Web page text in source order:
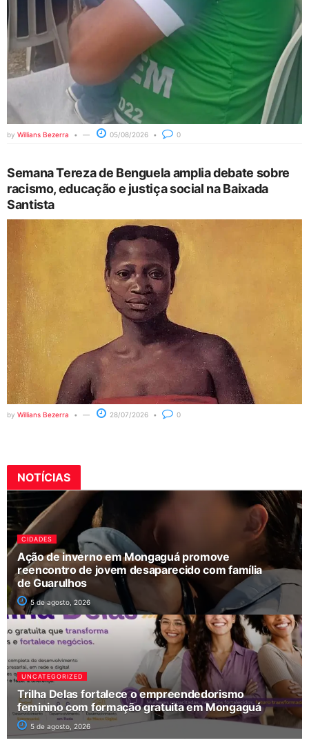
by Willians Bezerra 05/08/2026 0
Semana Tereza de Benguela amplia debate sobre
racismo, educação e justiça social na Baixada
Santista
by Willians Bezerra 28/07/2026 0
NOTÍCIAS
CIDADES
Ação de inverno em Mongaguá promove
reencontro de jovem desaparecido com família
de Guarulhos
5 de agosto, 2026
UNCATEGORIZED
Trilha Delas fortalece o empreendedorismo
feminino com formação gratuita em Mongaguá
5 de agosto, 2026